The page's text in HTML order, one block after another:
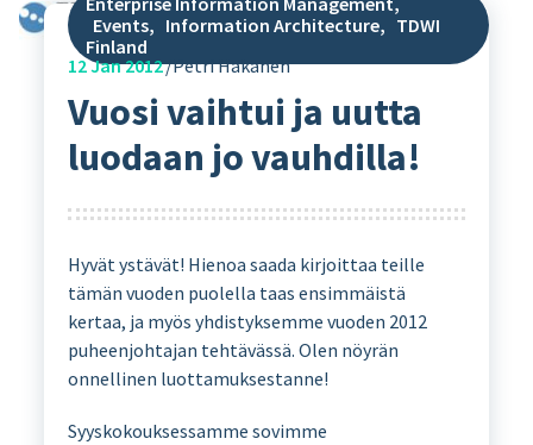
Events, Information Architecture, TDWI
Finland
12Jan 2012 Petri Hakanen
Vuosi vaihtui ja uutta
luodaan jo vauhdilla!
Hyvät ystävät! Hienoa saada kirjoittaa teille
tämän vuoden puolella taas ensimmäistä
kertaa, ja myös yhdistyksemme vuoden 2012
puheenjohtajan tehtävässä. Olen nöyrän
onnellinen luottamuksestanne!
Syyskokouksessamme sovimme